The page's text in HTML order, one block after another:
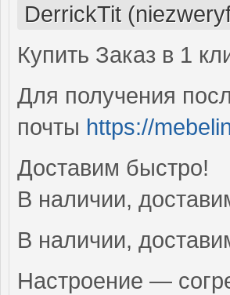
DerrickTit
Купить Заказ в 1
Для получения
почты https://
Доставим быстро!
В наличии,
В наличии,
Настроение —